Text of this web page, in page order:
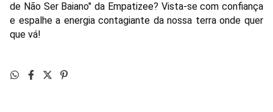
de Não Ser Baiano" da Empatizee? Vista-se com confiança
e espalhe a energia contagiante da nossa terra onde quer
que vá!